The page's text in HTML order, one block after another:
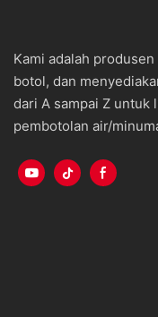
Kami adalah
botol, dan
dari A sampai Z
pembotolan air/